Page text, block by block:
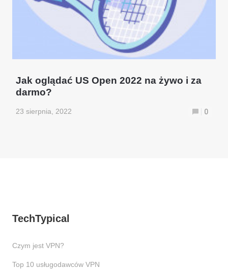
Jak oglądać US Open 2022 na żywo i za
darmo?
23 sierpnia, 2022 0
TechTypical
Czym jest VPN?
Top 10 usługodawców VPN